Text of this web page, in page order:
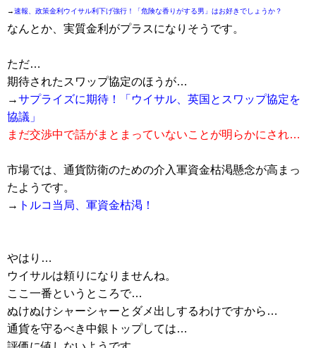
→速報、政策金利ウイサル利下げ強行！「危険な香りがする男」はお好きでしょうか？
なんとか、実質金利がプラスになりそうです。
ただ…
期待されたスワップ協定のほうが…
→サプライズに期待！「ウイサル、英国とスワップ協定を
協議」
まだ交渉中で話がまとまっていないことが明らかにされ…
市場では、通貨防衛のための介入軍資金枯渇懸念が高まっ
たようです。
→ トルコ当局、軍資金枯渇！
やはり…
ウイサルは頼りになりませんね。
ここ一番というところで…
ぬけぬけシャーシャーとダメ出しするわけですから…
通貨を守るべき中銀トップしては…